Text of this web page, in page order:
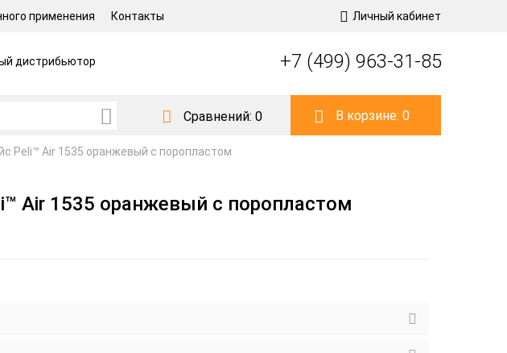
применения Контакты Личный кабинет
дистрибьютор +7 (499) 963-31-85
Сравнений: 0 В корзине:0
Peli™ Air 1535 оранжевый с поропластом
Air 1535 оранжевый с поропластом